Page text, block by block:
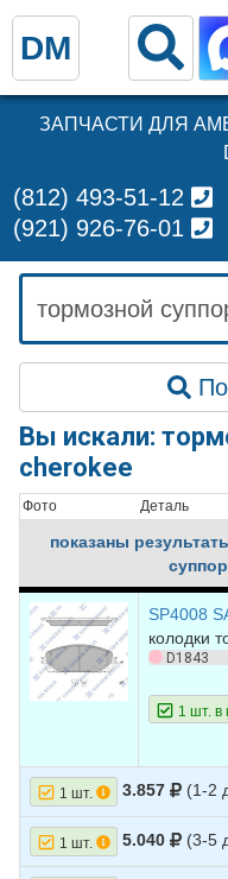
ЗАПЧАСТИ ДЛЯ
(812) 493-51-12
(921) 926-76-01
Вы искали:
cherokee
Фото Деталь
показаны
SP4008
колодки
D1843
1 шт. в
1 шт. 3.857 (1-2
1 шт. 5.040 (3-5
DM